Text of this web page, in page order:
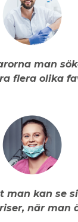
man
flera olika
man kan se
när man